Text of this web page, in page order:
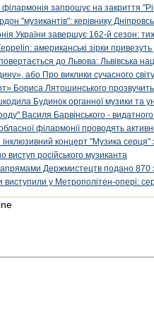
запрошує на закриття
"музикантів": керівнику
України завершує 162-й сезон:
американські зірки
до Львова: Львівська
або Про виклики сучасного світу
Бориса Лятошинського
Будинок органної музики та
Василя Барвінського -
філармонії проводять
інклюзивний концерт "Музика
виступ російського музиканта
Держмистецтв подано 870
виступили у Метрополітен-опері: